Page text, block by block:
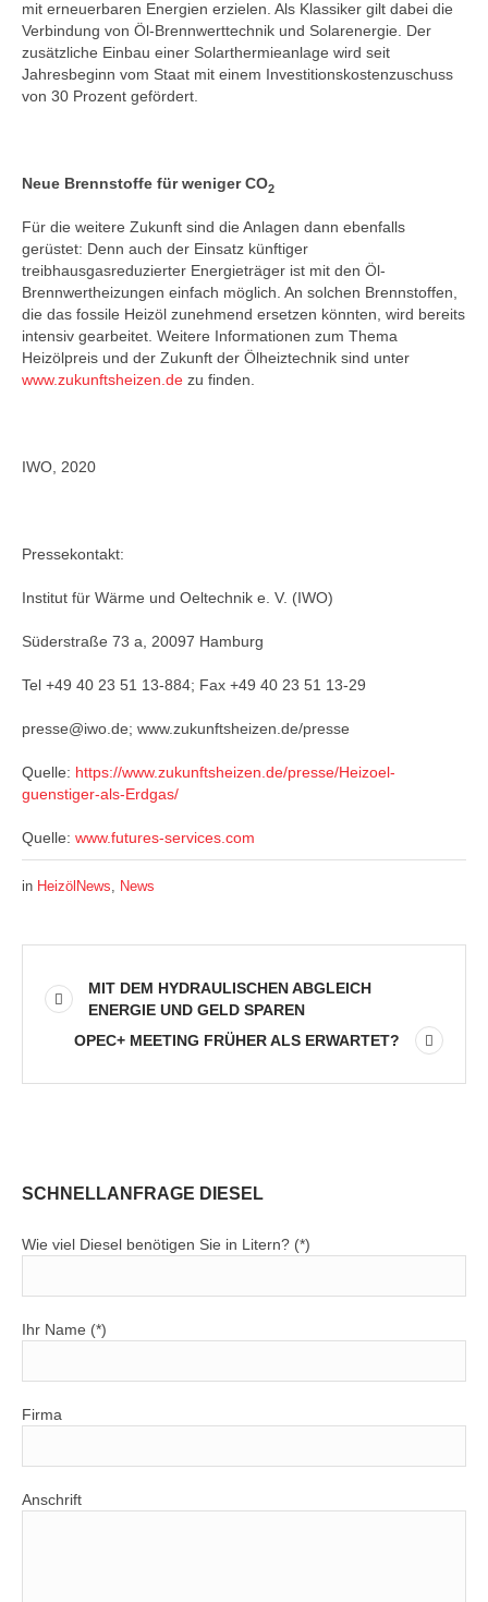
mit erneuerbaren Energien erzielen. Als Klassiker gilt dabei die
Verbindung von Öl-Brennwerttechnik und Solarenergie. Der
zusätzliche Einbau einer Solarthermieanlage wird seit
Jahresbeginn vom Staat mit einem Investitionskostenzuschuss
von 30 Prozent gefördert.
Neue Brennstoffe für weniger CO2
Für die weitere Zukunft sind die Anlagen dann ebenfalls
gerüstet: Denn auch der Einsatz künftiger
treibhausgasreduzierter Energieträger ist mit den Öl-
Brennwertheizungen einfach möglich. An solchen Brennstoffen,
die das fossile Heizöl zunehmend ersetzen könnten, wird bereits
intensiv gearbeitet. Weitere Informationen zum Thema
Heizölpreis und der Zukunft der Ölheiztechnik sind unter
www.zukunftsheizen.de zu finden.
IWO, 2020
Pressekontakt:
Institut für Wärme und Oeltechnik e. V. (IWO)
Süderstraße 73 a, 20097 Hamburg
Tel +49 40 23 51 13-884; Fax +49 40 23 51 13-29
presse@iwo.de; www.zukunftsheizen.de/presse
Quelle: https://www.zukunftsheizen.de/presse/Heizoel-
guenstiger-als-Erdgas/
Quelle: www.futures-services.com
in HeizölNews, News
MIT DEM HYDRAULISCHEN ABGLEICH
ENERGIE UND GELD SPAREN
OPEC+ MEETING FRÜHER ALS ERWARTET?
SCHNELLANFRAGE DIESEL
Wie viel Diesel benötigen Sie in Litern? (*)
Ihr Name (*)
Firma
Anschrift